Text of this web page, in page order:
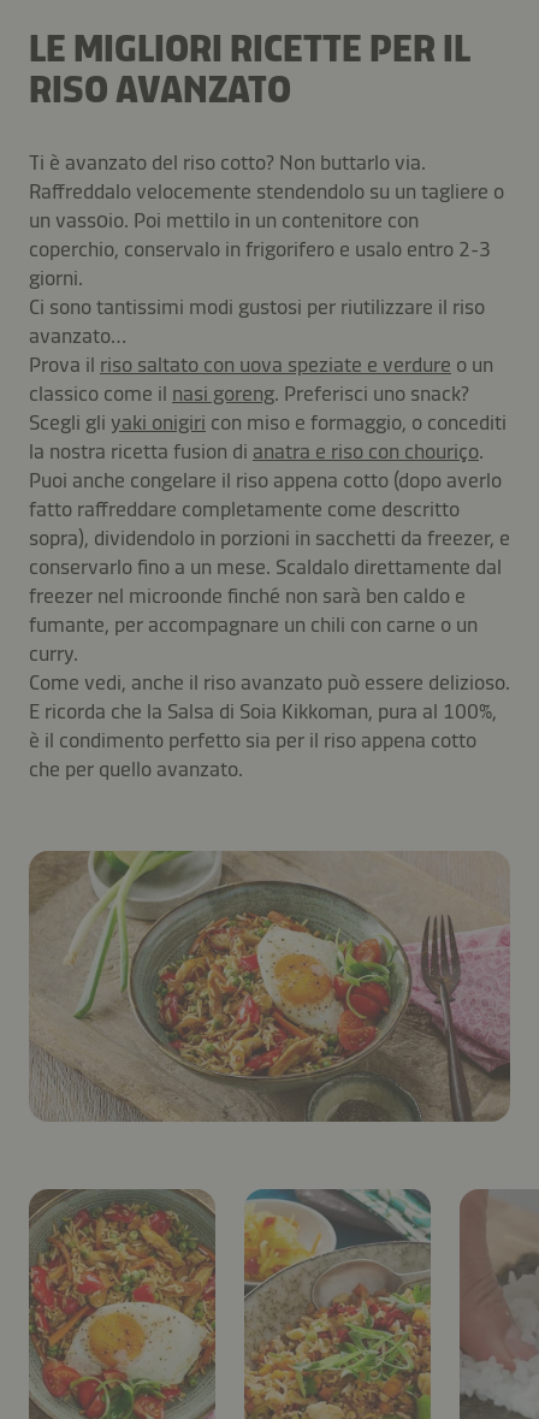
LE MIGLIORI RICETTE PER IL
RISO AVANZATO
Ti è avanzato del riso cotto? Non buttarlo via.
Raffreddalo velocemente stendendolo su un tagliere o
un vassοio. Poi mettilo in un contenitore con
coperchio, conservalo in frigorifero e usalo entro 2-3
giorni.
Ci sono tantissimi modi gustosi per riutilizzare il riso
avanzato…
Prova il riso saltato con uova speziate e verdure o un
classico come il nasi goreng. Preferisci uno snack?
Scegli gli yaki onigiri con miso e formaggio, o concediti
la nostra ricetta fusion di anatra e riso con chouriço.
Puoi anche congelare il riso appena cotto (dopo averlo
fatto raffreddare completamente come descritto
sopra), dividendolo in porzioni in sacchetti da freezer, e
conservarlo fino a un mese. Scaldalo direttamente dal
freezer nel microonde finché non sarà ben caldo e
fumante, per accompagnare un chili con carne o un
curry.
Come vedi, anche il riso avanzato può essere delizioso.
E ricorda che la Salsa di Soia Kikkoman, pura al 100%,
è il condimento perfetto sia per il riso appena cotto
che per quello avanzato.